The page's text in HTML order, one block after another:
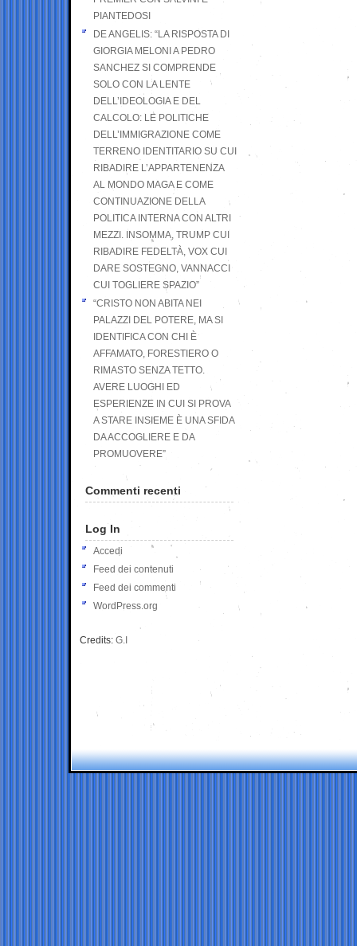
PIANTEDOSI
DE ANGELIS: “LA RISPOSTA DI
GIORGIA MELONI A PEDRO
SANCHEZ SI COMPRENDE
SOLO CON LA LENTE
DELL’IDEOLOGIA E DEL
CALCOLO: LE POLITICHE
DELL’IMMIGRAZIONE COME
TERRENO IDENTITARIO SU CUI
RIBADIRE L’APPARTENENZA
AL MONDO MAGA E COME
CONTINUAZIONE DELLA
POLITICA INTERNA CON ALTRI
MEZZI. INSOMMA, TRUMP CUI
RIBADIRE FEDELTÀ, VOX CUI
DARE SOSTEGNO, VANNACCI
CUI TOGLIERE SPAZIO”
“CRISTO NON ABITA NEI
PALAZZI DEL POTERE, MA SI
IDENTIFICA CON CHI È
AFFAMATO, FORESTIERO O
RIMASTO SENZA TETTO.
AVERE LUOGHI ED
ESPERIENZE IN CUI SI PROVA
A STARE INSIEME È UNA SFIDA
DA ACCOGLIERE E DA
PROMUOVERE”
Commenti recenti
Log In
Accedi
Feed dei contenuti
Feed dei commenti
WordPress.org
Credits: G.I